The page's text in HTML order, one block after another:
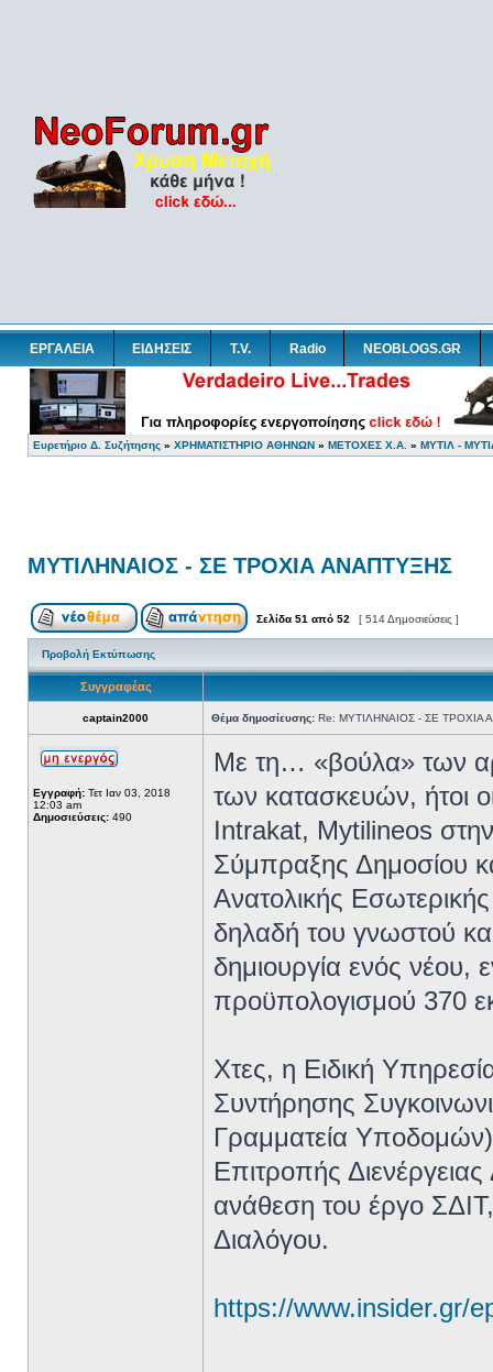
ΕΡΓΑΛΕΙΑ ΕΙΔΗΣΕΙΣ T.V. Radio NEOBLOGS.GR
Ευρετήριο Δ. Συζήτησης » ΧΡΗΜΑΤΙΣΤΗΡΙΟ ΑΘΗΝΩΝ » ΜΕΤΟΧΕΣ Χ.Α. » ΜΥΤΙΛ -
ΜΥΤΙΛΗΝΑΙΟΣ - ΣΕ ΤΡΟΧΙΑ ΑΝΑΠΤΥΞΗΣ
Σελίδα 51 από 52 [ 514 Δημοσιεύσεις ]
Προβολή Εκτύπωσης
Συγγραφέας
captain2000 Θέμα δημοσίευσης: Re: ΜΥΤΙΛΗΝΑΙΟΣ - ΣΕ ΤΡΟΧΙΑ
Εγγραφή: Τετ Ιαν 03, 2018
12:03 am
Δημοσιεύσεις: 490
Με τη… «βούλα» των
των κατασκευών,
Intrakat, Mytilineos
Σύμπραξης Δημοσίου
Ανατολικής
δηλαδή του γνωστού
δημιουργία ενός νέου,
προϋπολογισμού 370
Χτες, η Ειδική
Συντήρησης
Γραμματεία Υποδομών)
Επιτροπής
ανάθεση του έργο ΣΔΙΤ,
Διαλόγου.
https://www.insider.gr/